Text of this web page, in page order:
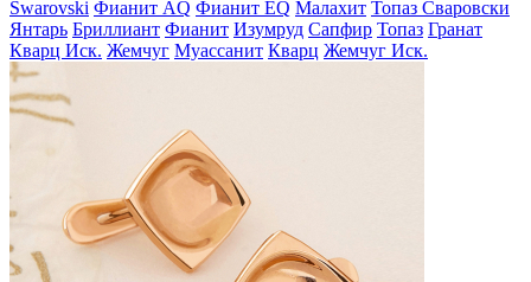
Swarovski Фианит AQ Фианит EQ Малахит Топаз Сваровски
Янтарь Бриллиант Фианит Изумруд Сапфир Топаз Гранат
Кварц Иск. Жемчуг Муассанит Кварц Жемчуг Иск.